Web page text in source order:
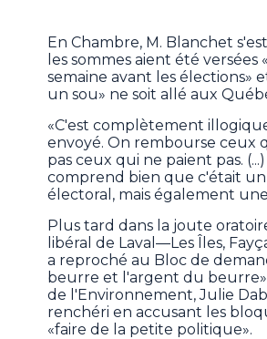
En Chambre, M. Blanchet
les sommes aient été versées
semaine avant les élections»
un sou» ne soit allé aux
«C'est complètement
envoyé. On rembourse ceux
pas ceux qui ne paient pas.
comprend bien que c'était un
électoral, mais également
Plus tard dans la joute
libéral de Laval—Les Îles,
a reproché au Bloc de
beurre et l'argent du
de l'Environnement, Julie
renchéri en accusant les
«faire de la petite politique».